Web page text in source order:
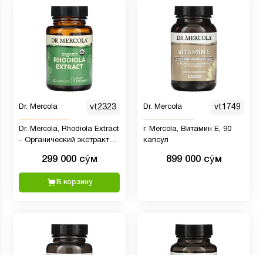
Dr. Mercola vt2323
Dr. Mercola, Rhodiola Extract
- Органический экстракт
299 000 сӯм
В корзину
Dr. Mercola vt1749
r. Mercola, Витамин E, 90
капсул
899 000 сӯм